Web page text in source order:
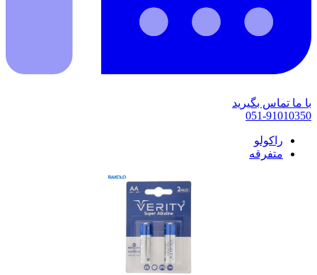
با ما تماس بگیرید
051-91010350
راکولو
متفرقه